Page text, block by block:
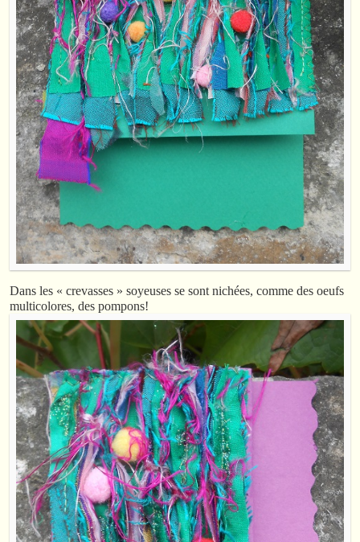
Dans les « crevasses » soyeuses se sont nichées, comme des oeufs
multicolores, des pompons!